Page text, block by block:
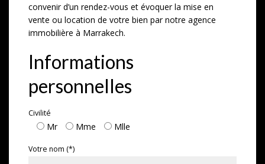
convenir d’un rendez-vous et évoquer la mise en
vente ou location de votre bien par notre agence
immobilière à Marrakech.
Informations
personnelles
Civilité
Mr Mme Mlle
Votre nom (*)